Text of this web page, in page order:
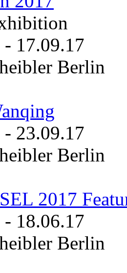
- 17.09.17
Berlin
- 23.09.17
Berlin
2017
- 18.06.17
Berlin